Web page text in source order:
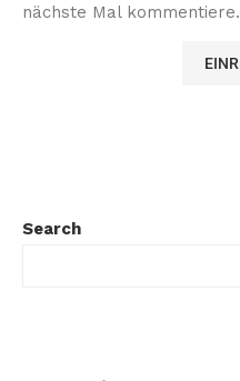
nächste Mal kommentiere.
Search